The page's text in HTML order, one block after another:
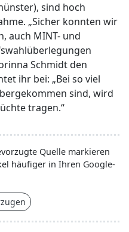
sind hoch
„Sicher konnten wir
auch MINT- und
Schmidt den
ihr bei: „Bei so viel
sind, wird
tragen.“
Quelle markieren
häufiger in Ihren Google-